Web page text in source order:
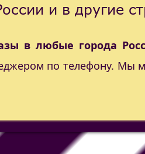
и в другие
в любые города
по телефону.